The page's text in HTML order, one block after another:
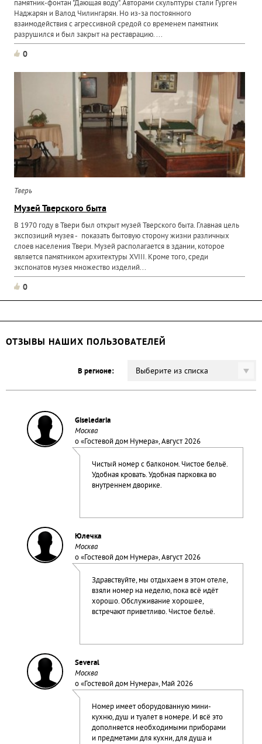
памятник-фонтан "Дающая воду". Авторами скульптуры стали Гурген
Наджарян и Валод Чилингарян. Но из-за постоянного
взаимодействия с агрессивной средой со временем памятник
разрушился и был закрыт на реставрацию. ...
0
Тверь
Музей Тверского быта
В 1970 году в Твери был открыт музей Тверского быта. Главная цель
экспозиций музея - показать бытовую сторону жизни различных
слоев населения Твери. Музей располагается в здании, которое
является памятником архитектуры XVIII. Кроме того, среди
экспонатов музея множество изделий...
0
ОТЗЫВЫ НАШИХ ПОЛЬЗОВАТЕЛЕЙ
В регионе: Выберите из списка
Giseledaria
Москва
о «Гостевой дом Нумера», Август 2026
Чистый номер с балконом. Чистое бельё.
Удобная кровать. Удобная парковка во
внутреннем дворике.
Юлечка
Москва
о «Гостевой дом Нумера», Август 2026
Здравствуйте, мы отдыхаем в этом отеле,
взяли номер на неделю, пока всё идёт
хорошо. Обслуживание хорошее,
встречают приветливо. Чистое бельё.
Several
Москва
о «Гостевой дом Нумера», Май 2026
Номер имеет оборудованную мини-
кухню, душ и туалет в номере. И всё это
дополняется необходимыми приборами
и предметами для кухни, для душа и